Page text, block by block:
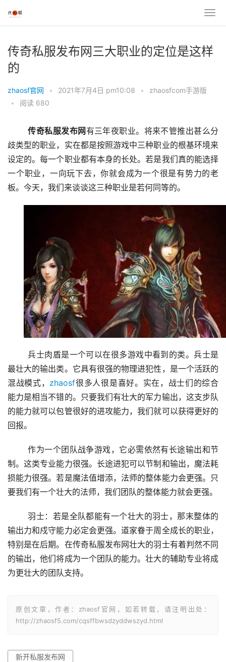
传奇私服发布网三大职业的定位是这样
的
zhaosf官网 • 2021年7月4日 pm10:08 •
zhaosfcom手游版
•
阅读 680
传奇私服发布网有三年夜职业。将来不管推出甚么分
歧类型的职业，实在都是按照游戏中三种职业的根基环境来
设定的。每一个职业都有本身的长处。若是我们真的能选择
一个职业，一向玩下去，你就会成为一个很是有势力的老
板。今天，我们来谈谈这三种职业是若何同等的。
	兵士肉盾是一个可以在很多游戏中看到的类。兵士是
最壮大的输出类。它具有很强的物理进犯性，是一个活跃的
混战模式， zhaosf很多人很是喜好。实在，战士们的综合
能力是相当不错的。只要我们有壮大的军力输出，这支步队
的能力就可以包管很好的进攻能力，我们就可以获得更好的
回报。
	作为一个团队战争游戏，它必需依然有长途输出和节
制。这类专业能力很强。长途进犯可以节制和输出，魔法耗
损能力很强。若是魔法值增添，法师的整体能力会更强。只
要我们有一个壮大的法师，我们团队的整体能力就会更强。
	羽士：若是全队都能有一个壮大的羽士，那末整体的
输出力和戍守能力必定会更强。道家眷于周全成长的职业，
特别是在后期。在传奇私服发布网壮大的羽士有着判然不同
的输出，他们将成为一个团队的能力。壮大的辅助专业将成
为更壮大的团队支持。
原创文章，作者：zhaosf官网，如若转载，请注明出处：
http://zhaosf5.com/cqsffbwsdzyddwszyd.html
新开私服发布网